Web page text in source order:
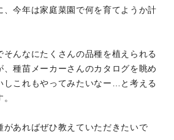
、今年は家庭菜園で何を育てようか計
んなにたくさんの品種を植えられる
、種苗メーカーさんのカタログを眺め
しこれもやってみたいなー…と考える
があればぜひ教えていただきたいで